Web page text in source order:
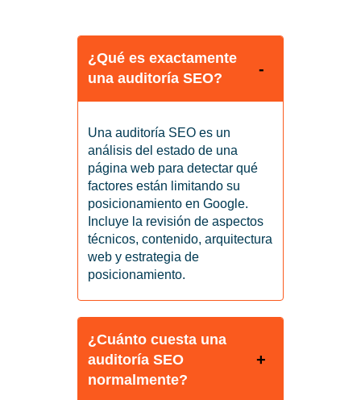
¿Qué es exactamente
una auditoría SEO?
Una auditoría SEO es un
análisis del estado de una
página web para detectar qué
factores están limitando su
posicionamiento en Google.
Incluye la revisión de aspectos
técnicos, contenido, arquitectura
web y estrategia de
posicionamiento.
¿Cuánto cuesta una
auditoría SEO
normalmente?